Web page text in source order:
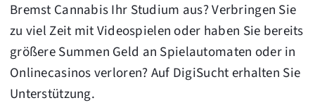
Bremst Cannabis Ihr Studium aus? Verbringen Sie
zu viel Zeit mit Videospielen oder haben Sie bereits
größere Summen Geld an Spielautomaten oder in
Onlinecasinos verloren? Auf DigiSucht erhalten Sie
Unterstützung.